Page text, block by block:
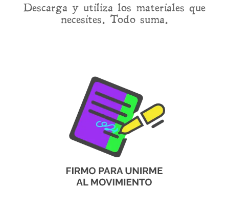
Descarga y utiliza los materiales que
necesites. Todo suma.